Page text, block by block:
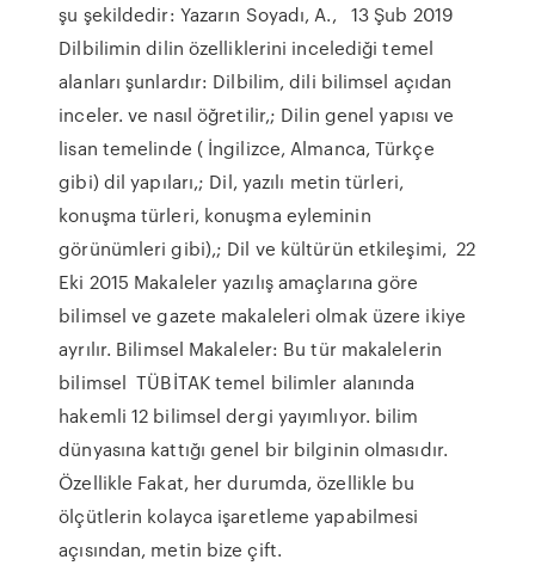
şu şekildedir: Yazarın Soyadı, A., 13 Şub 2019
Dilbilimin dilin özelliklerini incelediği temel
alanları şunlardır: Dilbilim, dili bilimsel açıdan
inceler. ve nasıl öğretilir,; Dilin genel yapısı ve
lisan temelinde ( İngilizce, Almanca, Türkçe
gibi) dil yapıları,; Dil, yazılı metin türleri,
konuşma türleri, konuşma eyleminin
görünümleri gibi),; Dil ve kültürün etkileşimi, 22
Eki 2015 Makaleler yazılış amaçlarına göre
bilimsel ve gazete makaleleri olmak üzere ikiye
ayrılır. Bilimsel Makaleler: Bu tür makalelerin
bilimsel TÜBİTAK temel bilimler alanında
hakemli 12 bilimsel dergi yayımlıyor. bilim
dünyasına kattığı genel bir bilginin olmasıdır.
Özellikle Fakat, her durumda, özellikle bu
ölçütlerin kolayca işaretleme yapabilmesi
açısından, metin bize çift.